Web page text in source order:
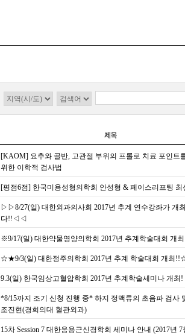
[KAOM] 요추와 골반, 고관절 부위의 프롤로 치료 포인트
위한 이학적 검사법
[평점6점] 한국미용성형의학회 안성형 & 페이스리프팅 최
▷▷8/27(일) 대한외과의사회 2017년 추계 연수강좌가 개
다!!◁◁
※9/17(일) 대한약물영양의학회 2017년 추계학술대회 개
☆★9/3(일) 대한정주의학회 2017년 추계 학술대회 개최
9.3(일) 한국임상고혈압학회 2017년 추계학술세미나 개최!
*8/15까지 조기 신청 진행 중* 하지 정맥류의 초음파 검사
조진현(경희의대 혈관외과)
15차 Session 7 대한응용근신경학회 세미나 안내 (2017년 7